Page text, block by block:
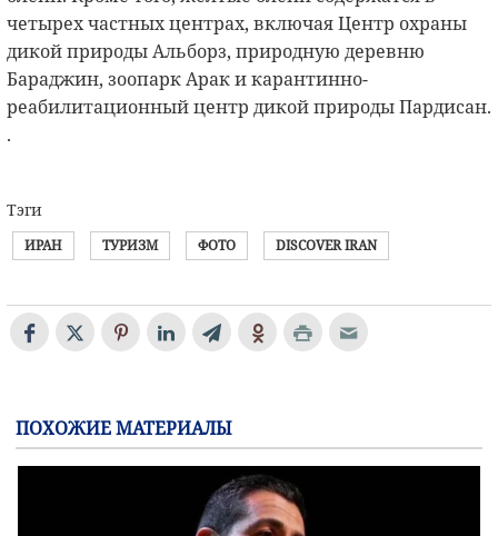
четырех частных центрах, включая Центр охраны
дикой природы Альборз, природную деревню
Бараджин, зоопарк Арак и карантинно-
реабилитационный центр дикой природы Пардисан.
.
Тэги
ИРАН ТУРИЗМ ФОТО DISCOVER IRAN
ПОХОЖИЕ МАТЕРИАЛЫ